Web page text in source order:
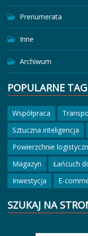
Prenumerata
Inne
Archiwum
POPULARNE
Współpraca
Sztuczna inteligencja
Powierzchnie
Magazyn
Łańcuch
Inwestycja
E-
SZUKAJ NA